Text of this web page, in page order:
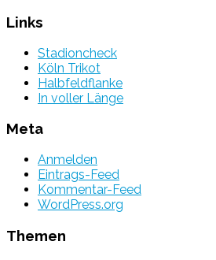
Links
Stadioncheck
Köln Trikot
Halbfeldflanke
In voller Länge
Meta
Anmelden
Eintrags-Feed
Kommentar-Feed
WordPress.org
Themen